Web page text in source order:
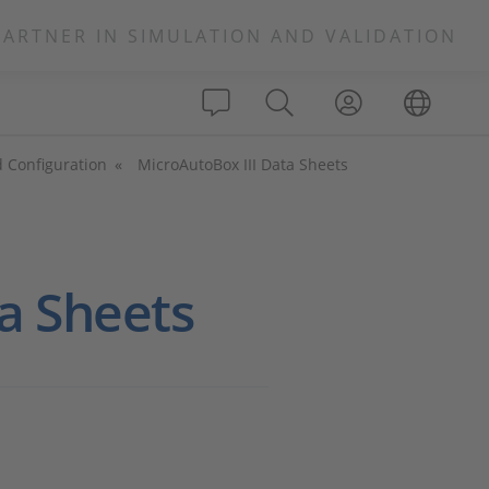
IN SIMULATION AND VALIDATION
Configuration MicroAutoBox III Data Sheets
Sheets